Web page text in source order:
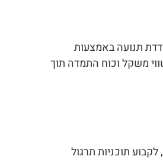
תנועה באמצעות
משקל וכוח התמדה תוך
תוכניות תרגול